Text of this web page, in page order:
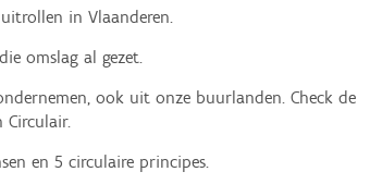
in Vlaanderen.
omslag al gezet.
ook uit onze buurlanden. Check de
Circulair.
en 5 circulaire principes.